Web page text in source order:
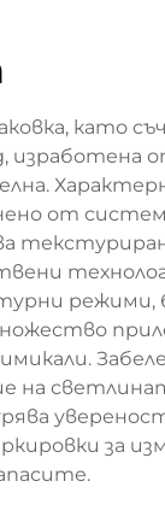
като
изработена
от
за